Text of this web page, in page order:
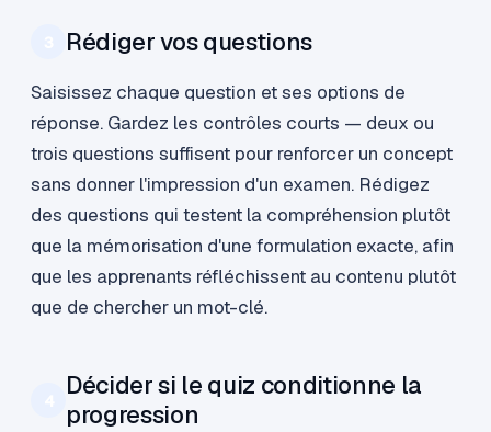
Rédiger vos questions
Saisissez chaque question et ses options de
réponse. Gardez les contrôles courts — deux ou
trois questions suffisent pour renforcer un concept
sans donner l'impression d'un examen. Rédigez
des questions qui testent la compréhension plutôt
que la mémorisation d'une formulation exacte, afin
que les apprenants réfléchissent au contenu plutôt
que de chercher un mot-clé.
Décider si le quiz conditionne la
progression